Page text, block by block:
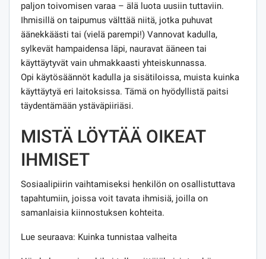
paljon toivomisen varaa – älä luota uusiin tuttaviin.
Ihmisillä on taipumus välttää niitä, jotka puhuvat
äänekkäästi tai (vielä parempi!) Vannovat kadulla,
sylkevät hampaidensa läpi, nauravat ääneen tai
käyttäytyvät vain uhmakkaasti yhteiskunnassa.
Opi käytösäännöt kadulla ja sisätiloissa, muista kuinka
käyttäytyä eri laitoksissa. Tämä on hyödyllistä paitsi
täydentämään ystäväpiiriäsi.
MISTÄ LÖYTÄÄ OIKEAT
IHMISET
Sosiaalipiirin vaihtamiseksi henkilön on osallistuttava
tapahtumiin, joissa voit tavata ihmisiä, joilla on
samanlaisia ​​kiinnostuksen kohteita.
Lue seuraava: Kuinka tunnistaa valheita